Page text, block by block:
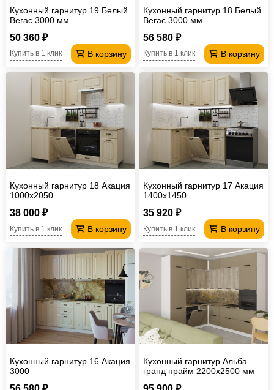
Кухонный гарнитур 19 Белый
Вегас 3000 мм
50 360 ₽
В корзину
Купить в 1 клик
Кухонный гарнитур 18 Белый
Вегас 3000 мм
56 580 ₽
В корзину
Купить в 1 клик
Кухонный гарнитур 18 Акация
1000х2050
38 000 ₽
В корзину
Купить в 1 клик
Кухонный гарнитур 17 Акация
1400х1450
35 920 ₽
В корзину
Купить в 1 клик
Кухонный гарнитур 16 Акация
3000
Кухонный гарнитур Альба
гранд прайм 2200х2500 мм